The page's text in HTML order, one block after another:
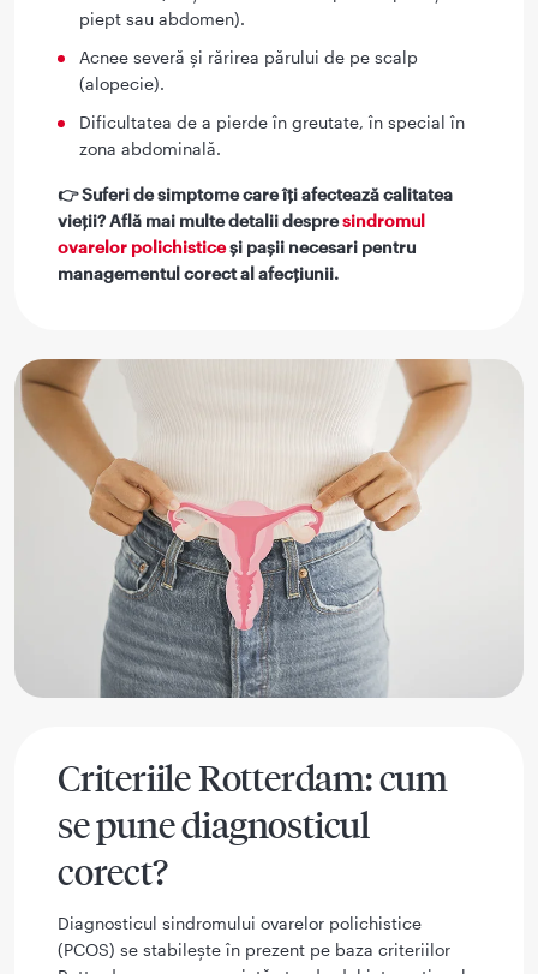
piept sau abdomen).
Acnee severă și rărirea părului de pe scalp
(alopecie).
Dificultatea de a pierde în greutate, în special în
zona abdominală.
👉 Suferi de simptome care îți afectează calitatea
vieții? Află mai multe detalii despresindromul
ovarelor polichisticeși pașii necesari pentru
managementul corect al afecțiunii.
Criteriile Rotterdam: cum
se pune diagnosticul
corect?
Diagnosticul sindromului ovarelor polichistice
(PCOS) se stabilește în prezent pe baza criteriilor